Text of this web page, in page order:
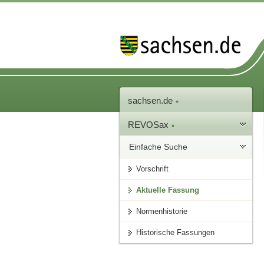
sachsen.de
REVOSax
Einfache Suche
Vorschrift
Aktuelle Fassung
Normenhistorie
Historische Fassungen